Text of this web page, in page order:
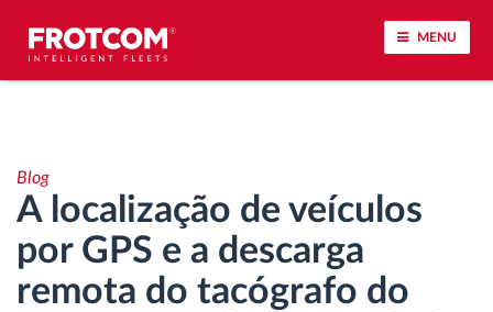
MENU
Análise do estilo de condução
Monitorização dos tempos de condução
Blog
A localização de veículos
por GPS e a descarga
remota do tacógrafo do